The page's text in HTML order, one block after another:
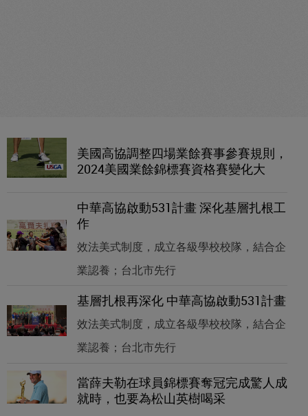
美國高協調整四場業餘賽事參賽規則，
2024美國業餘錦標賽資格賽變化大
中華高協啟動531計畫 深化基層扎根工
作
效法美式制度，成立各級學校校隊，結合企
業認養；台北市先行
基層扎根再深化 中華高協啟動531計畫
效法美式制度，成立各級學校校隊，結合企
業認養；台北市先行
當薛夫勒在球員錦標賽奪冠完成驚人成
就時，也要為松山英樹喝采